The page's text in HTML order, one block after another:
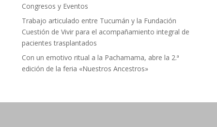
Congresos y Eventos
Trabajo articulado entre Tucumán y la Fundación
Cuestión de Vivir para el acompañamiento integral de
pacientes trasplantados
Con un emotivo ritual a la Pachamama, abre la 2.ª
edición de la feria «Nuestros Ancestros»